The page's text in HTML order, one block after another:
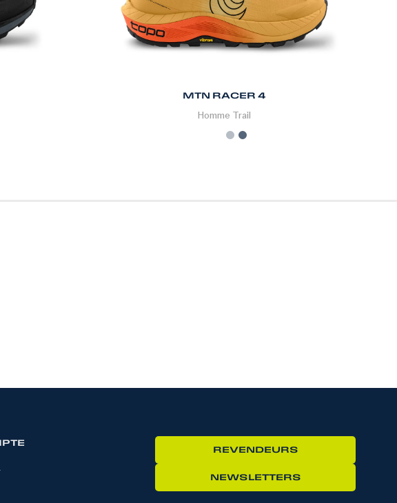
MTN RACER 4
Homme Trail
REVENDEURS
NEWSLETTERS